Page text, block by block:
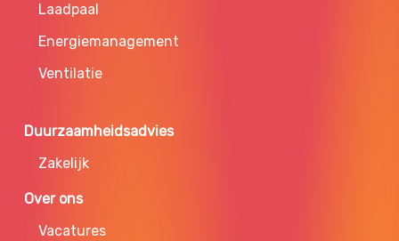
Laadpaal
Energiemanagement
Ventilatie
Duurzaamheidsadvies
Zakelijk
Over ons
Vacatures